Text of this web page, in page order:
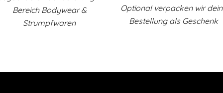
Bereich Bodywear &
Strumpfwaren
Optional verpacken wir
Bestellung als Geschenk